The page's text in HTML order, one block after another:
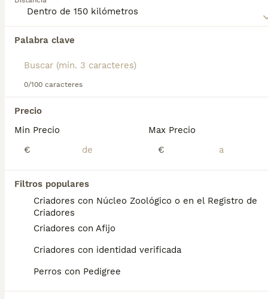
Palabra clave
0/100 caracteres
Precio
Min Precio
€
Max Precio
€
Filtros populares
Criadores con Núcleo Zoológico o en el Registro de
Criadores
Criadores con Afijo
Criadores con identidad verificada
Perros con Pedigree
Lee nuestra página de consejos de compra de
Encontramos 0 Pomsky Cachorros en venta
Si deseas exactamente esta búsqueda guarda tu
búsqueda y espera el resultado perfecto:
Preguntas frecuentes
¿Cuánto cuesta un cachorro
de Pomsky?
El coste medio de un cachorro de Pomsky
en España es de aproximadamente 853€,
aunque los precios pueden variar según
factores como el pedigrí, la reputación del